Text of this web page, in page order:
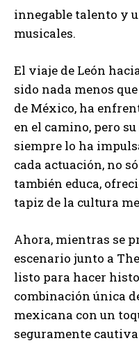
innegable talento y
musicales.
El viaje de León
sido nada menos
de México, ha
en el camino, pero
siempre lo ha
cada actuación, no
también educa,
tapiz de la cultura
Ahora, mientras se
escenario junto a
listo para hacer
combinación única
mexicana con un
seguramente